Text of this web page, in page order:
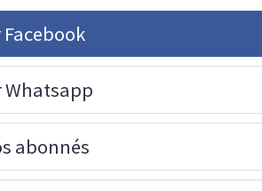
Whatsapp
abonnés